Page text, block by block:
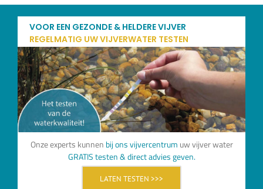
VOOR EEN GEZONDE & HELDERE VIJVER
REGELMATIG UW VIJVERWATER TESTEN
Onze experts kunnen bij ons vijvercentrum uw vijver water
GRATIS testen & direct advies geven.
LATEN TESTEN >>>